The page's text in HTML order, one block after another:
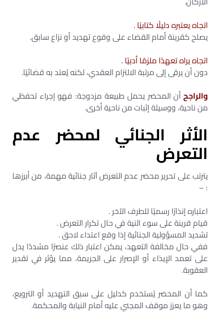
اتجاه يعتبره دليلًا كتابيًا .
يصلح كقرينة أمام القضاء على وقوع تهديد أو نزاع سابق.
اتجاه يراه تعهدًا ملزمًا أدبيًا .
دون أن يرقى إلى مرتبة الالتزام العقدي، لكنه يُعتد به قضائيًا.
والراجحأن المحضر يحمل طبيعة مزدوجة: فهو إجراء تحفظي
من ناحية، ووسيلة إثبات من ناحية أخرى.
الأثر الجنائي لمحضر عدم
التعرض
يترتب على تحرير محضر عدم التعرض آثار جنائية مهمة، من أبرزها
: –
اعتباره إنذارًا رسميًا للطرف الآخر .
قيام قرينة على سوء النية في حال تكرار التعرض .
تشديد المسؤولية الجنائية إذا وقع اعتداء لاحق .
ففي حال مخالفة التعهد، يمكن اعتبار ذلك عنصرًا مشددًا يدل
على تعمد الإيذاء أو الإصرار على الجريمة، مما يؤثر في تقدير
العقوبة.
كما أن المحضر يُستخدم كدليل على سبق التهديد أو الترويع،
وهو ما يعزز موقف المجني عليه أمام النيابة والمحكمة.